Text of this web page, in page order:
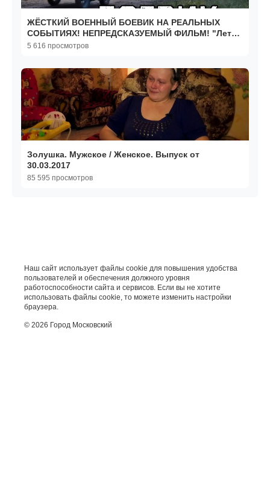
ЖЁСТКИЙ ВОЕННЫЙ БОЕВИК НА РЕАЛЬНЫХ
СОБЫТИЯХ! НЕПРЕДСКАЗУЕМЫЙ ФИЛЬМ! "Лето
1941 года" НОВИНКИ 2026
5 616 просмотров
Золушка. Мужское / Женское. Выпуск от
30.03.2017
85 595 просмотров
Наш сайт использует файлы cookie для повышения удобства
пользователей и обеспечения должного уровня
работоспособности сайта и сервисов. Если вы не хотите
использовать файлы cookie, то можете изменить настройки
браузера.
© 2026 Город Московский